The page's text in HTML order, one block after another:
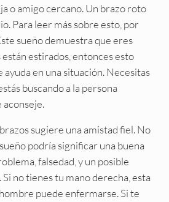
o amigo cercano. Un brazo roto
Para leer más sobre esto, por
sueño demuestra que eres
están estirados, entonces esto
ayuda en una situación. Necesitas
buscando a la persona
aconseje.
sugiere una amistad fiel. No
podría significar una buena
falsedad, y un posible
no tienes tu mano derecha, esta
puede enfermarse. Si te